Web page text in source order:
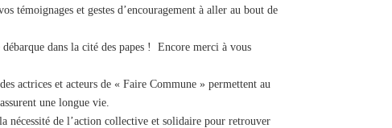
témoignages et gestes d’encouragement à aller au bout de
dans la cité des papes ! Encore merci à vous
actrices et acteurs de « Faire Commune » permettent au
une longue vie.
de l’action collective et solidaire pour retrouver